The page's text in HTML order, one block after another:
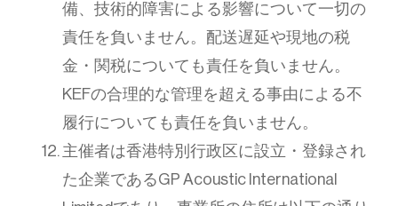
備、技術的障害による影響について一切の
責任を負いません。配送遅延や現地の税
金・関税についても責任を負いません。
KEFの合理的な管理を超える事由による不
履行についても責任を負いません。
主催者は香港特別行政区に設立・登録され
た企業であるGP Acoustic International